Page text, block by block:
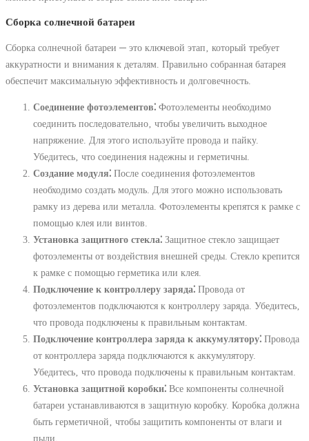
Сборка солнечной батареи
Сборка солнечной батареи ─ это ключевой этап‚ который требует
аккуратности и внимания к деталям. Правильно собранная батарея
обеспечит максимальную эффективность и долговечность.
Соединение фотоэлементов⁚ Фотоэлементы необходимо
соединить последовательно‚ чтобы увеличить выходное
напряжение. Для этого используйте провода и пайку.
Убедитесь‚ что соединения надежны и герметичны.
Создание модуля⁚ После соединения фотоэлементов
необходимо создать модуль. Для этого можно использовать
рамку из дерева или металла. Фотоэлементы крепятся к рамке с
помощью клея или винтов.
Установка защитного стекла⁚ Защитное стекло защищает
фотоэлементы от воздействия внешней среды. Стекло крепится
к рамке с помощью герметика или клея.
Подключение к контроллеру заряда⁚ Провода от
фотоэлементов подключаются к контроллеру заряда. Убедитесь‚
что провода подключены к правильным контактам.
Подключение контроллера заряда к аккумулятору⁚ Провода
от контроллера заряда подключаются к аккумулятору.
Убедитесь‚ что провода подключены к правильным контактам.
Установка защитной коробки⁚ Все компоненты солнечной
батареи устанавливаются в защитную коробку. Коробка должна
быть герметичной‚ чтобы защитить компоненты от влаги и
пыли.